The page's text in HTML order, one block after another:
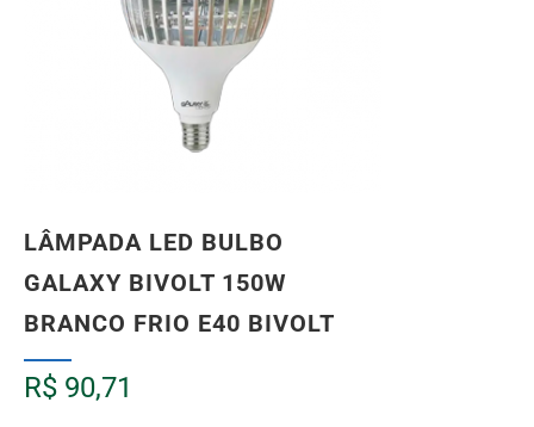
LÂMPADA LED BULBO
GALAXY BIVOLT 150W
BRANCO FRIO E40 BIVOLT
R$ 90,71